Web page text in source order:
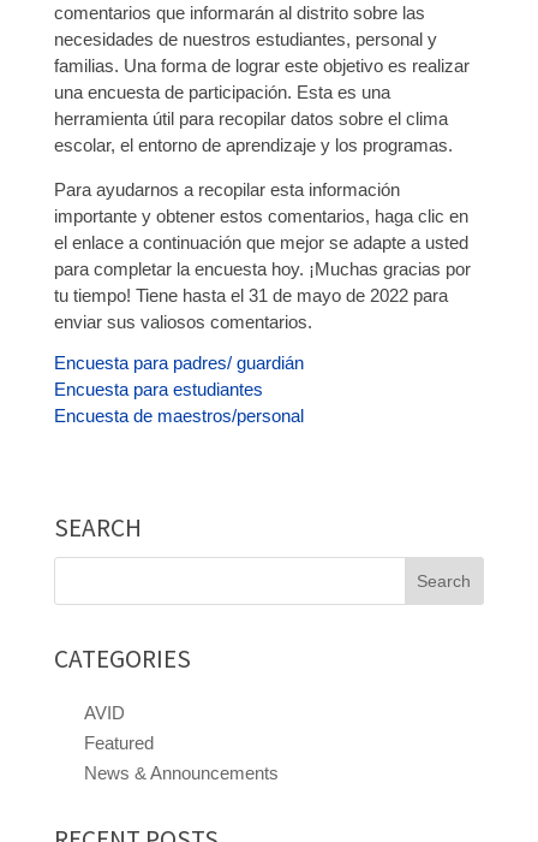
comentarios que informarán al distrito sobre las
necesidades de nuestros estudiantes, personal y
familias. Una forma de lograr este objetivo es realizar
una encuesta de participación. Esta es una
herramienta útil para recopilar datos sobre el clima
escolar, el entorno de aprendizaje y los programas.
Para ayudarnos a recopilar esta información
importante y obtener estos comentarios, haga clic en
el enlace a continuación que mejor se adapte a usted
para completar la encuesta hoy. ¡Muchas gracias por
tu tiempo! Tiene hasta el 31 de mayo de 2022 para
enviar sus valiosos comentarios.
Encuesta para padres/ guardián
Encuesta para estudiantes
Encuesta de maestros/personal
SEARCH
Search
CATEGORIES
AVID
Featured
News & Announcements